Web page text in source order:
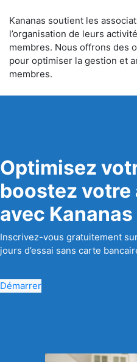
Kananas soutient les
l’organisation de leurs
membres. Nous offrons des
pour optimiser la gestion et
membres.
Optimisez
boostez
avec Kananas
Inscrivez-vous gratuitement
jours d’essai sans carte
Démarrer